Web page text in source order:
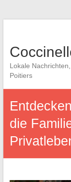
Lokale
Poitiers
die